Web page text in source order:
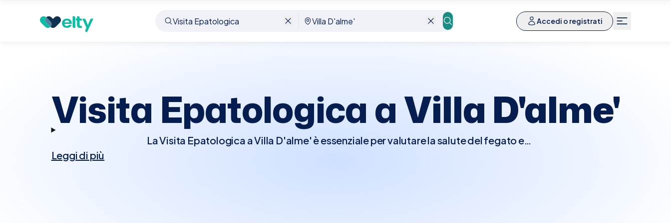
Accedi o registrati
Prenota visita Visita Epatologica Villa D'alme'
Visita Epatologica aVilla D'alme'
La Visita Epatologica a Villa D'alme' è essenziale per valutare la salute del fegato e
Leggi di più